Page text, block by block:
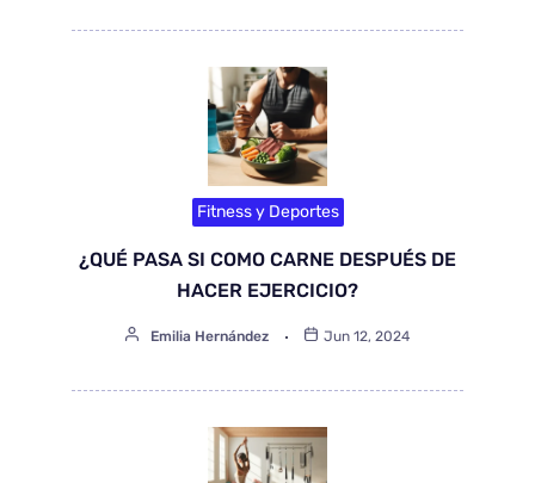
Fitness y Deportes
¿QUÉ PASA SI COMO CARNE DESPUÉS DE
HACER EJERCICIO?
Emilia Hernández Jun 12, 2024